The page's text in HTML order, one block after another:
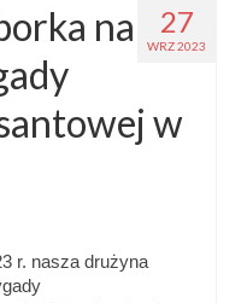
27
WRZ 2023
na
w
r. nasza drużyna